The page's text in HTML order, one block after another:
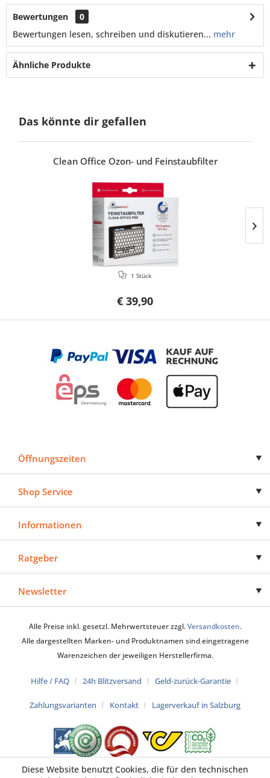
Bewertungen
0
Bewertungen lesen, schreiben und diskutieren... mehr
Ähnliche Produkte
Das könnte dir gefallen
Clean Office Ozon- und Feinstaubfilter
€ 39,90
1 Stück
Öffnungszeiten
Shop Service
Informationen
Ratgeber
Newsletter
Alle Preise inkl. gesetzl. Mehrwertsteuer zzgl.Versandkosten.
Alle dargestellten Marken- und Produktnamen sind eingetragene
Warenzeichen der jeweiligen Herstellerfirma.
Hilfe / FAQ 24h Blitzversand Geld-zurück-Garantie
Zahlungsvarianten Kontakt Lagerverkauf in Salzburg
Diese Website benutzt Cookies, die für den technischen